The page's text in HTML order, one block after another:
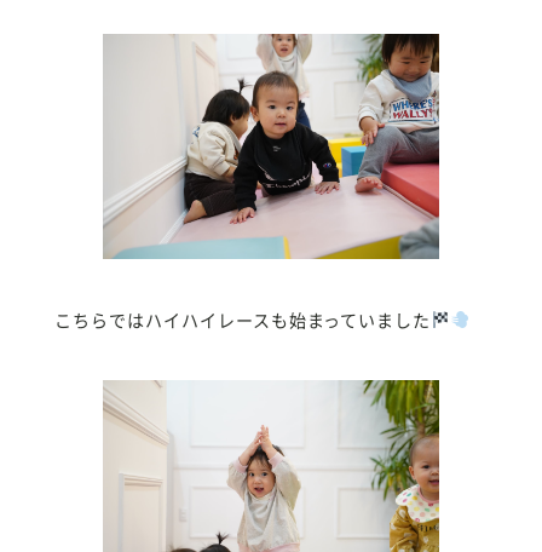
こちらではハイハイレースも始まっていました